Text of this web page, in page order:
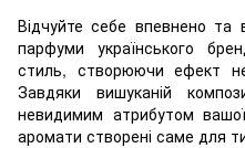
Відчуйте себе впевнено та
парфуми українського
стиль, створюючи ефект
Завдяки вишуканій
невидимим атрибутом
аромати створені саме для